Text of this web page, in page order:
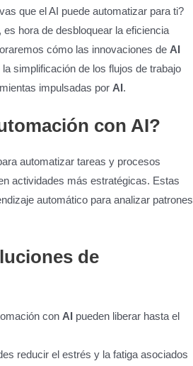
que el AI puede automatizar para ti?
, es hora de desbloquear la eficiencia
cómo las innovaciones de AI
simplificación de los flujos de trabajo
impulsadas por AI.
con AI?
automatizar tareas y procesos
actividades más estratégicas. Estas
automático para analizar patrones
de
con AI pueden liberar hasta el
reducir el estrés y la fatiga asociados